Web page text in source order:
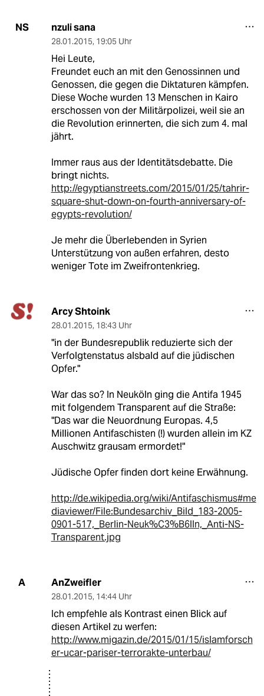
NS nzuli sana
28.01.2015, 19:05 Uhr
Hei Leute,
Freundet euch an mit den Genossinnen und
Genossen, die gegen die Diktaturen kämpfen.
Diese Woche wurden 13 Menschen in Kairo
erschossen von der Militärpolizei, weil sie an
die Revolution erinnerten, die sich zum 4. mal
jährt.
Immer raus aus der Identitätsdebatte. Die
bringt nichts.
http://egyptianstreets.com/2015/01/25/tahrir-
square-shut-down-on-fourth-anniversary-of-
egypts-revolution/
Je mehr die Überlebenden in Syrien
Unterstützung von außen erfahren, desto
weniger Tote im Zweifrontenkrieg.
Arcy Shtoink
28.01.2015, 18:43 Uhr
"in der Bundesrepublik reduzierte sich der
Verfolgtenstatus alsbald auf die jüdischen
Opfer."
War das so? In Neuköln ging die Antifa 1945
mit folgendem Transparent auf die Straße:
"Das war die Neuordnung Europas. 4,5
Millionen Antifaschisten (!) wurden allein im KZ
Auschwitz grausam ermordet!"
Jüdische Opfer finden dort keine Erwähnung.
http://de.wikipedia.org/wiki/Antifaschismus#me
diaviewer/File:Bundesarchiv_Bild_183-2005-
0901-517,_Berlin-Neuk%C3%B6lln,_Anti-NS-
Transparent.jpg
A AnZweifler
28.01.2015, 14:44 Uhr
Ich empfehle als Kontrast einen Blick auf
diesen Artikel zu werfen:
http://www.migazin.de/2015/01/15/islamforsch
er-ucar-pariser-terrorakte-unterbau/